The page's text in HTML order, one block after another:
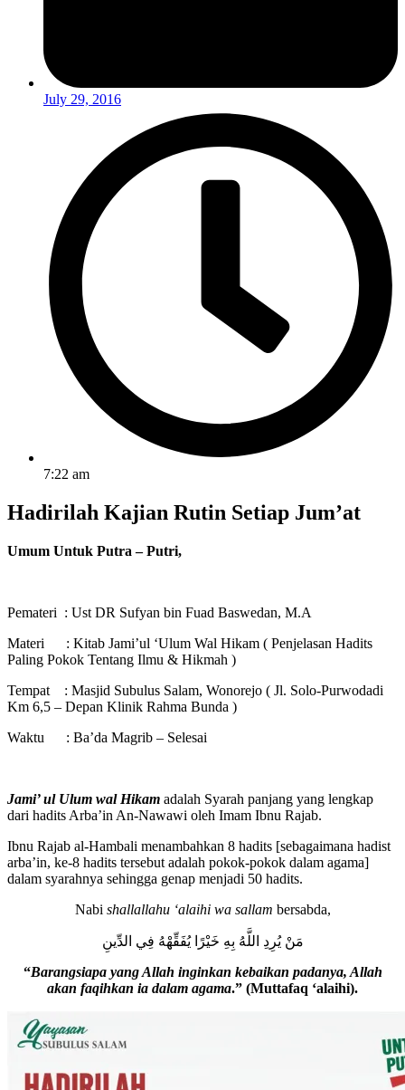
July 29, 2016
7:22 am
Hadirilah Kajian Rutin Setiap Jum’at
Umum Untuk Putra – Putri,
Pemateri : Ust DR Sufyan bin Fuad Baswedan, M.A
Materi : Kitab Jami’ul ‘Ulum Wal Hikam ( Penjelasan Hadits
Paling Pokok Tentang Ilmu & Hikmah )
Tempat : Masjid Subulus Salam, Wonorejo ( Jl. Solo-Purwodadi
Km 6,5 – Depan Klinik Rahma Bunda )
Waktu : Ba’da Magrib – Selesai
Jami’ ul Ulum wal Hikam adalah Syarah panjang yang lengkap
dari hadits Arba’in An-Nawawi oleh Imam Ibnu Rajab.
Ibnu Rajab al-Hambali menambahkan 8 hadits [sebagaimana hadist
arba’in, ke-8 hadits tersebut adalah pokok-pokok dalam agama]
dalam syarahnya sehingga genap menjadi 50 hadits.
Nabi shallallahu ‘alaihi wa sallam bersabda,
مَنْ يُرِدِ اللَّهُ بِهِ خَيْرًا يُفَقِّهْهُ فِي الدِّينِ
“Barangsiapa yang Allah inginkan kebaikan padanya, Allah
akan faqihkan ia dalam agama.” (Muttafaq ‘alaihi).